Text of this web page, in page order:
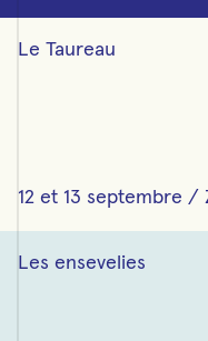
Le Taureau
12 et 13 septembre /
Les ensevelies